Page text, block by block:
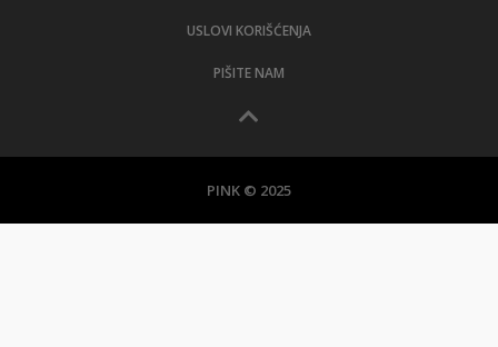
USLOVI KORIŠĆENJA
PIŠITE NAM
PINK © 2025